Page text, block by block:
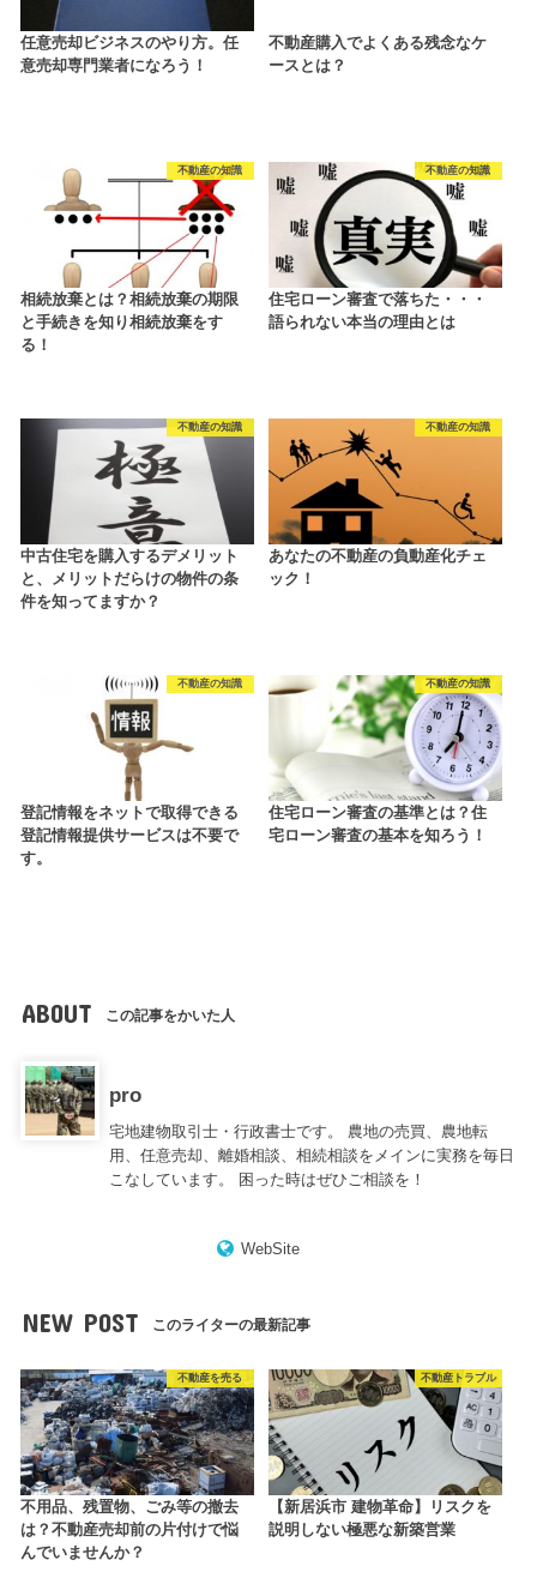
任意売却ビジネスのやり方。任
意売却専門業者になろう！
不動産購入でよくある残念なケ
ースとは？
不動産の知識
相続放棄とは？相続放棄の期限
と手続きを知り相続放棄をす
る！
不動産の知識
住宅ローン審査で落ちた・・・
語られない本当の理由とは
不動産の知識
中古住宅を購入するデメリット
と、メリットだらけの物件の条
件を知ってますか？
不動産の知識
あなたの不動産の負動産化チェ
ック！
不動産の知識
登記情報をネットで取得できる
登記情報提供サービスは不要で
す。
不動産の知識
住宅ローン審査の基準とは？住
宅ローン審査の基本を知ろう！
ABOUT この記事をかいた人
pro
宅地建物取引士・行政書士です。 農地の売買、農地転
用、任意売却、離婚相談、相続相談をメインに実務を毎日
こなしています。 困った時はぜひご相談を！
WebSite
NEW POST このライターの最新記事
不動産を売る
不用品、残置物、ごみ等の撤去
は？不動産売却前の片付けで悩
んでいませんか？
不動産トラブル
【新居浜市 建物革命】リスクを
説明しない極悪な新築営業